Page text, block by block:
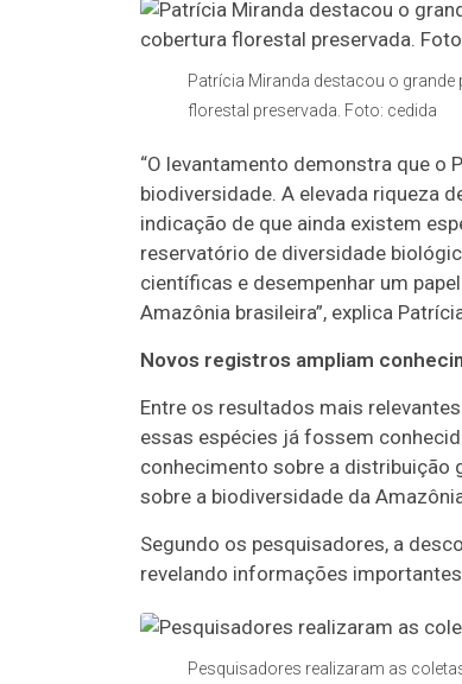
Patrícia Miranda destacou o grande
florestal preservada. Foto: cedida
“O levantamento demonstra que o
biodiversidade. A elevada riqueza
indicação de que ainda existem
reservatório de diversidade
científicas e desempenhar um
Amazônia brasileira”, explica
Novos registros ampliam
Entre os resultados mais
essas espécies já fossem
conhecimento sobre a distribuição
sobre a biodiversidade da
Segundo os pesquisadores, a
revelando informações
Pesquisadores realizaram as